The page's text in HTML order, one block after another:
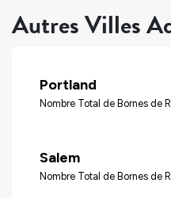
Autres Villes
Portland
Nombre Total de Bornes de
Salem
Nombre Total de Bornes de